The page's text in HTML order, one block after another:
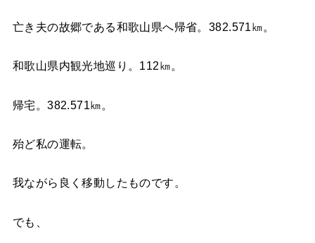
亡き夫の故郷である和歌山県へ帰省。382.571㎞。
和歌山県内観光地巡り。112㎞。
帰宅。382.571㎞。
殆ど私の運転。
我ながら良く移動したものです。
でも、